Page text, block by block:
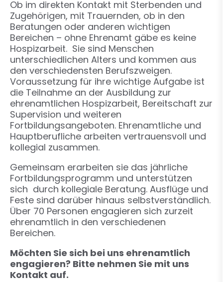
Ob im direkten Kontakt mit Sterbenden und
Zugehörigen, mit Trauernden, ob in den
Beratungen oder anderen wichtigen
Bereichen – ohne Ehrenamt gäbe es keine
Hospizarbeit. Sie sind Menschen
unterschiedlichen Alters und kommen aus
den verschiedensten Berufszweigen.
Voraussetzung für ihre wichtige Aufgabe ist
die Teilnahme an der Ausbildung zur
ehrenamtlichen Hospizarbeit, Bereitschaft zur
Supervision und weiteren
Fortbildungsangeboten. Ehrenamtliche und
Hauptberufliche arbeiten vertrauensvoll und
kollegial zusammen.
Gemeinsam erarbeiten sie das jährliche
Fortbildungsprogramm und unterstützen
sich durch kollegiale Beratung. Ausflüge und
Feste sind darüber hinaus selbstverständlich.
Über 70 Personen engagieren sich zurzeit
ehrenamtlich in den verschiedenen
Bereichen.
Möchten Sie sich bei uns ehrenamtlich
engagieren? Bitte nehmen Sie mit uns
Kontakt auf.